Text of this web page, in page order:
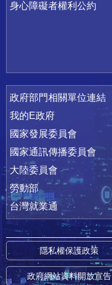
身心障礙者權利公約
政府部門相關單位連結
我的E政府
國家發展委員會
國家通訊傳播委員會
大陸委員會
勞動部
台灣就業通
隱私權保護政策
政府網站資料開放宣告